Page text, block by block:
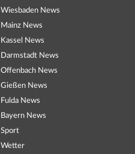
Wiesbaden News
Mainz News
Kassel News
Darmstadt News
Offenbach News
Gießen News
Fulda News
Bayern News
Sport
Wetter